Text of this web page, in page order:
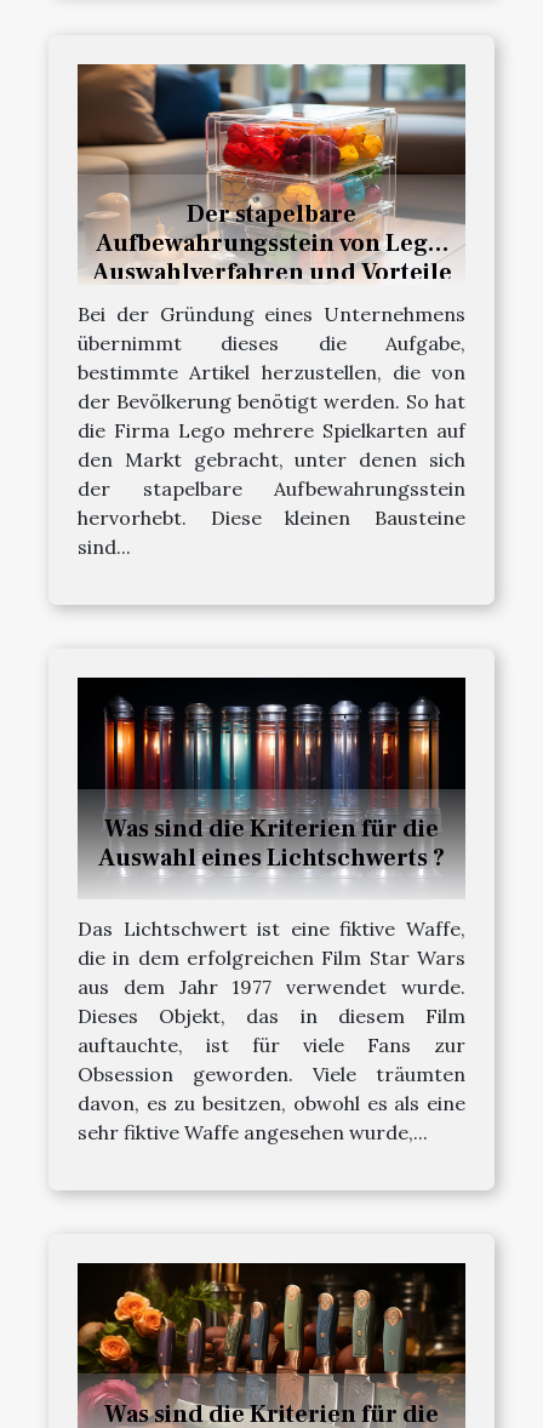
Der stapelbare
Aufbewahrungsstein von Lego:
Auswahlverfahren und Vorteile
Bei der Gründung eines Unternehmens
übernimmt dieses die Aufgabe,
bestimmte Artikel herzustellen, die von
der Bevölkerung benötigt werden. So hat
die Firma Lego mehrere Spielkarten auf
den Markt gebracht, unter denen sich
der stapelbare Aufbewahrungsstein
hervorhebt. Diese kleinen Bausteine
sind...
Was sind die Kriterien für die
Auswahl eines Lichtschwerts ?
Das Lichtschwert ist eine fiktive Waffe,
die in dem erfolgreichen Film Star Wars
aus dem Jahr 1977 verwendet wurde.
Dieses Objekt, das in diesem Film
auftauchte, ist für viele Fans zur
Obsession geworden. Viele träumten
davon, es zu besitzen, obwohl es als eine
sehr fiktive Waffe angesehen wurde,...
Was sind die Kriterien für die